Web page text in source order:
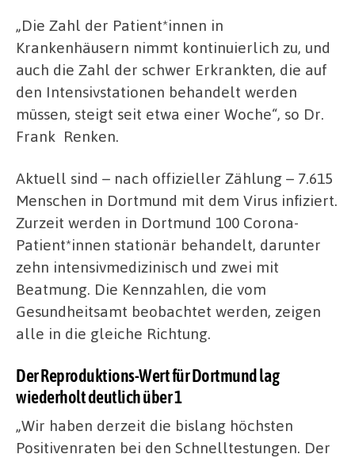
„Die Zahl der Patient*innen in
Krankenhäusern nimmt kontinuierlich zu, und
auch die Zahl der schwer Erkrankten, die auf
den Intensivstationen behandelt werden
müssen, steigt seit etwa einer Woche“, so Dr.
Frank Renken.
Aktuell sind – nach offizieller Zählung – 7.615
Menschen in Dortmund mit dem Virus infiziert.
Zurzeit werden in Dortmund 100 Corona-
Patient*innen stationär behandelt, darunter
zehn intensivmedizinisch und zwei mit
Beatmung. Die Kennzahlen, die vom
Gesundheitsamt beobachtet werden, zeigen
alle in die gleiche Richtung.
Der Reproduktions-Wert für Dortmund lag
wiederholt deutlich über 1
„Wir haben derzeit die bislang höchsten
Positivenraten bei den Schnelltestungen. Der